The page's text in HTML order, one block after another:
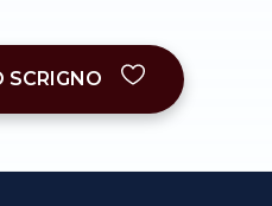
SCRIGNO